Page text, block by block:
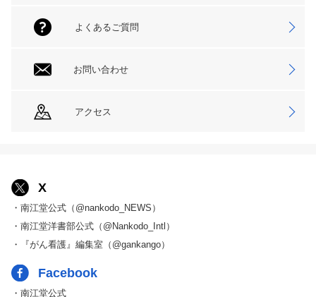
よくあるご質問
お問い合わせ
アクセス
X
・南江堂公式（@nankodo_NEWS）
・南江堂洋書部公式（@Nankodo_Intl）
・『がん看護』編集室（@gankango）
Facebook
・南江堂公式